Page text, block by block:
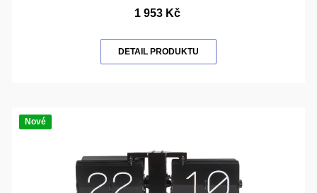
1 953 Kč
DETAIL PRODUKTU
Nové